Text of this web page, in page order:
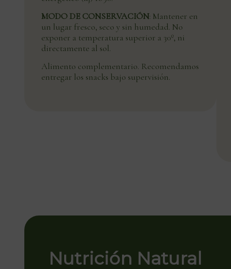
MODO DE CONSERVACIÓN: Mantener en
un lugar fresco, seco y sin humedad. No
exponer a temperatura superior a 30º, ni
directamente al sol.
Alimento complementario. Recomendamos
entregar los snacks bajo supervisión.
Nutrición Natural